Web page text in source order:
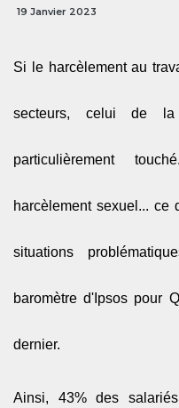
19 Janvier 2023
Si le harcèlement au
secteurs, celui de
particulièrement
harcèlement sexuel... ce
situations
baromètre d'Ipsos pour
dernier.
Ainsi, 43% des